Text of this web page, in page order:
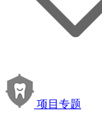
项目专题